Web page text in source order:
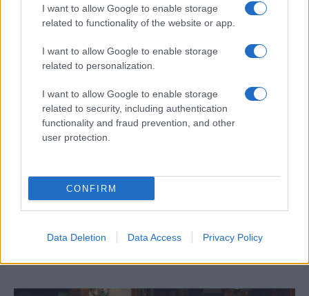
I want to allow Google to enable storage
related to functionality of the website or app.
I want to allow Google to enable storage
related to personalization.
I want to allow Google to enable storage
related to security, including authentication
functionality and fraud prevention, and other
user protection.
CONFIRM
Data Deletion Data Access Privacy Policy
„az Oroszországban működő rabbik 90
százaléka”. Lazar visszautasította Pavlov
azon állításait, hogy a Chábád szekta lenne,
és hogy felsőbbrendűnek tartja magát
másoknál, és megjegyezte, hogy a szervezet
kiterjedt vallásközi munkát végez
Oroszországban és külföldön.
Oroszország főrabbija: Életek
megmentésére használjuk